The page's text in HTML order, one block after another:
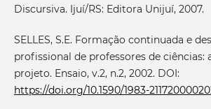
Discursiva. Ijuí/RS: Editora Unijuí, 2007.
SELLES, S.E. Formação continuada e
profissional de professores de ciências:
projeto. Ensaio, v.2, n.2, 2002. DOI:
https://doi.org/10.1590/1983-